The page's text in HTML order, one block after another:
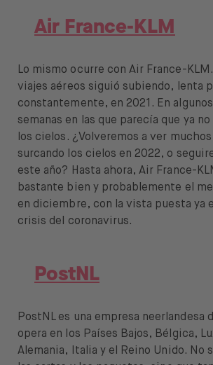
Air France-KLM
Lo mismo ocurre con Air France-
viajes aéreos siguió subiendo, lenta
constantemente, en 2021. En
semanas en las que parecía que ya
los cielos. ¿Volveremos a ver
surcando los cielos en 2022, o
este año? Hasta ahora, Air France-
bastante bien y probablemente el
en diciembre, con la vista puesta ya
crisis del coronavirus.
PostNL
PostNL es una empresa neerlandesa
opera en los Países Bajos, Bélgica,
Alemania, Italia y el Reino Unido. No